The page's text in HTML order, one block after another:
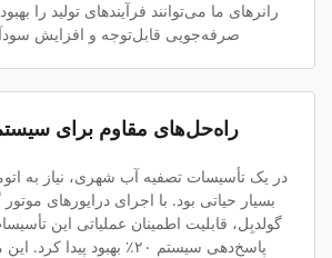
رانرهای ما می‌توانند فرآیندهای تولید را
صرفه‌جویی قابل‌توجه و افزایش
راه‌حل‌های مقاوم برای
در یک تأسیسات تصفیه آب شهری، نیاز به
گولدبِل، قابلیت اطمینان عملیاتی این
پاسخ‌دهی سیستم ۲۰٪ بهبود پیدا